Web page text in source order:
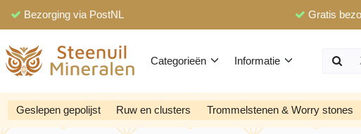
Bezorging via PostNL Gratis
Categorieën Informatie
Geslepen gepolijst Ruw en clusters Trommelstenen & Worry stones